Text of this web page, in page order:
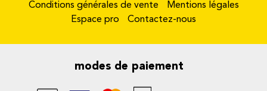
Conditions générales de vente
Mentions légales
Espace pro
Contactez-nous
modes de paiement